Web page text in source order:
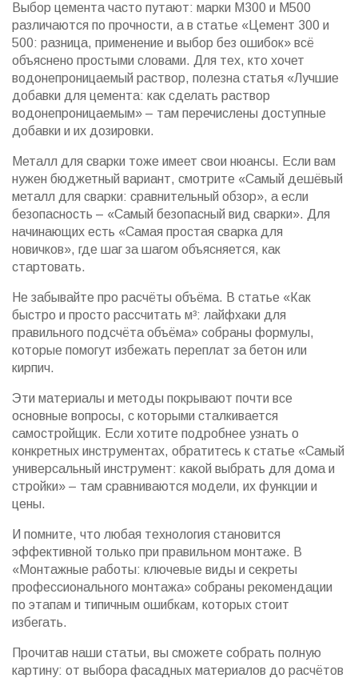
Выбор цемента часто путают: марки М300 и М500
различаются по прочности, а в статье «Цемент 300 и
500: разница, применение и выбор без ошибок» всё
объяснено простыми словами. Для тех, кто хочет
водонепроницаемый раствор, полезна статья «Лучшие
добавки для цемента: как сделать раствор
водонепроницаемым» – там перечислены доступные
добавки и их дозировки.
Металл для сварки тоже имеет свои нюансы. Если вам
нужен бюджетный вариант, смотрите «Самый дешёвый
металл для сварки: сравнительный обзор», а если
безопасность – «Самый безопасный вид сварки». Для
начинающих есть «Самая простая сварка для
новичков», где шаг за шагом объясняется, как
стартовать.
Не забывайте про расчёты объёма. В статье «Как
быстро и просто рассчитать м³: лайфхаки для
правильного подсчёта объёма» собраны формулы,
которые помогут избежать переплат за бетон или
кирпич.
Эти материалы и методы покрывают почти все
основные вопросы, с которыми сталкивается
самостройщик. Если хотите подробнее узнать о
конкретных инструментах, обратитесь к статье «Самый
универсальный инструмент: какой выбрать для дома и
стройки» – там сравниваются модели, их функции и
цены.
И помните, что любая технология становится
эффективной только при правильном монтаже. В
«Монтажные работы: ключевые виды и секреты
профессионального монтажа» собраны рекомендации
по этапам и типичным ошибкам, которых стоит
избегать.
Прочитав наши статьи, вы сможете собрать полную
картину: от выбора фасадных материалов до расчётов